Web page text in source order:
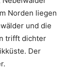
Norden liegen
und die
trifft dichter
Der